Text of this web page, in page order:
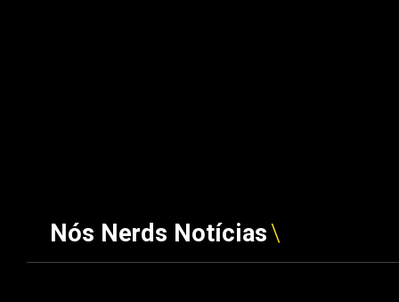
Nós Nerds Notícias